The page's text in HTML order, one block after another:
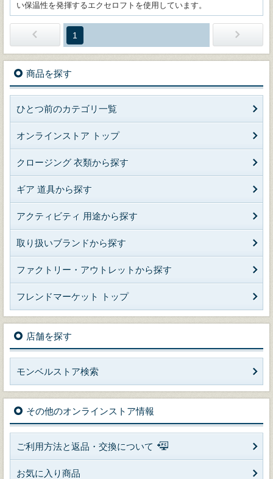
い保温性を発揮するエクセロフトを使用しています。
1
商品を探す
ひとつ前のカテゴリ一覧
オンラインストア トップ
クロージング 衣類から探す
ギア 道具から探す
アクティビティ 用途から探す
取り扱いブランドから探す
ファクトリー・アウトレットから探す
フレンドマーケット トップ
店舗を探す
モンベルストア検索
その他のオンラインストア情報
ご利用方法と返品・交換について
お気に入り商品